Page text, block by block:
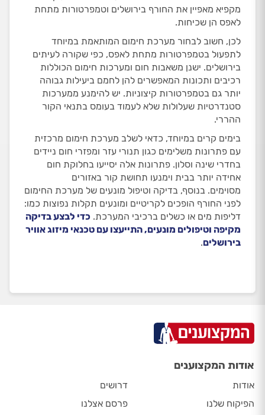
מקפיא מאפיין את החורף בירושלים וטמפרטורות מתחת
לאפס הן שכיחות.
לכן, חשוב לבחור מערכת חימום המותאמת במיוחד
לתפעול בטמפרטורות מתחת לאפס, כפי שקורה לעיתים
בירושלים. ישנן משאבות חום ומערכות חימום הכוללות
רכיבים ותכונות המאפשרים להן לחמם ביעילות גבוהה
יותר גם בטמפרטורות קיצוניות. יש להימנע ממערכות
סטנדרטיות שעלולות שלא לעמוד בעומס בתנאי הקור
ההררי.
בימים קרים במיוחד, כדאי לשלב מערכת חימום מרכזית
עם פתרונות משלימים כגון תנורי עזר ומפזרי חום ניידים
בחדרי שינה וסלון. פתרונות אלה יסייעו בחלוקת חום
אחידה יותר בבית וימנעו תחושת קור באזורים
מסוימים. בנוסף, בדיקה וטיפול מונעים של מערכת החימום
לפני החורף הופכים לקריטיים ומונעים תקלות נפוצות כמו:
דליפות מים או כשלים ברכיבי המערכת. כדי לבצע בדיקה
מקיפה וטיפולים מונעים, התייעצו עם טכנאי מיזוג אוויר
בירושלים.
אודות המקצוענים
אודות
הפיקוח שלנו
דרושים
פרסם אצלנו